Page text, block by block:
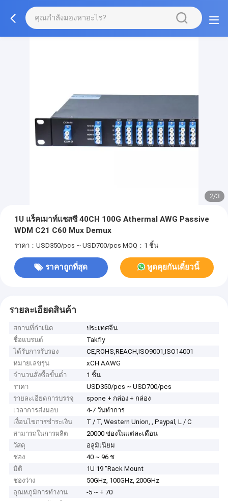
2/3
1U แร็คเมาท์แชสซี 40CH 100G Athermal AWG Passive
WDM C21 C60 Mux Demux
ราคา：USD350/pcs ~ USD700/pcs MOQ：1 ชิ้น
ราคาถูกที่สุด พูดคุยกันเดี๋ยวนี้
รายละเอียดสินค้า
สถานที่กำเนิด
ประเทศจีน
ชื่อแบรนด์
Takfly
ได้รับการรับรอง
CE,ROHS,REACH,ISO9001,ISO14001
หมายเลขรุ่น
xCH AAWG
จำนวนสั่งซื้อขั้นต่ำ
1 ชิ้น
ราคา
USD350/pcs ~ USD700/pcs
รายละเอียดการบรรจุ
spone + กล่อง + กล่อง
เวลาการส่งมอบ
4-7 วันทำการ
เงื่อนไขการชำระเงิน
T / T, Western Union, , Paypal, L / C
สามารถในการผลิต
20000 ช่องในแต่ละเดือน
วัสดุ
อลูมิเนียม
ช่อง
40 ~ 96 ช
มิติ
1U 19 "Rack Mount
ช่องว่าง
50GHz, 100GHz, 200GHz
อุณหภูมิการทำงาน
-5 ~ + 70